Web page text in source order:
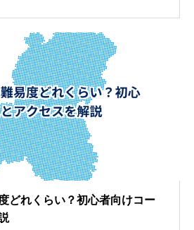
どれくらい？初心者向けコー